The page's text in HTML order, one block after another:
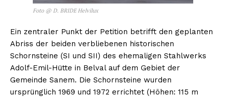
About
Contact us
Subscription Plans
My account
About
Contact us
Subscription Plans
My account
Foto @ D. BRIDE Helvilux
Ein zentraler Punkt der Petition betrifft den geplanten
Abriss der beiden verbliebenen historischen
Schornsteine (SI und SII) des ehemaligen Stahlwerks
Adolf-Emil-Hütte in Belval auf dem Gebiet der
Gemeinde Sanem. Die Schornsteine wurden
ursprünglich 1969 und 1972 errichtet (Höhen: 115 m